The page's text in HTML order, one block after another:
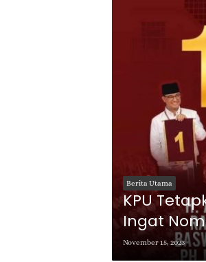
Berita Utama
KPU
Ingat
November 15, 2023